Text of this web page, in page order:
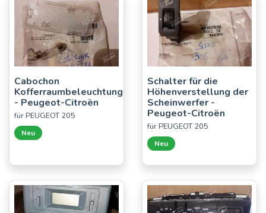
Cabochon
Kofferraumbeleuchtung
- Peugeot-Citroën
für PEUGEOT 205
Neu
Schalter für die
Höhenverstellung der
Scheinwerfer -
Peugeot-Citroën
für PEUGEOT 205
Neu